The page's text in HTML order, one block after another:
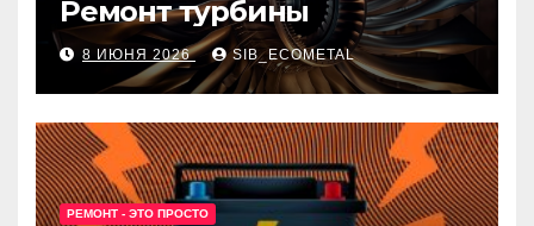
Ремонт турбины
8 ИЮНЯ 2026 SIB_ECOMETAL
РЕМОНТ - ЭТО ПРОСТО